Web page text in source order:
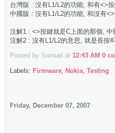
台灣版 : 沒有L1/L2的功能, 和有<>
中國版 : 沒有L1/L2的功能, 和沒有
注解1 : <>按鍵就是C上面的那個,
注解2 : 沒有L1/L2的意思, 就是長按
Posted by Samuel at 12:43 AM 0
Labels: Firmware, Nokia, Testing
Friday, December 07, 2007